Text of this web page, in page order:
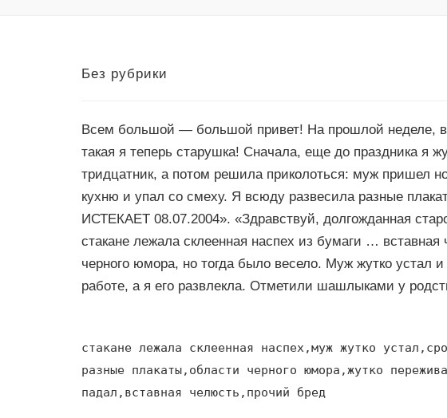
Без рубрики
Всем большой — большой привет! На прошлой неделе,
такая я теперь старушка! Сначала, еще до праздника я
тридцатник, а потом решила приколоться: муж пришел
кухню и упал со смеху. Я всюду развесила разные
ИСТЕКАЕТ 08.07.2004». «Здравствуй, долгожданная
стакане лежала склеенная наспех из бумаги …
черного юмора, но тогда было весело. Муж жутко устал
работе, а я его развлекла. Отметили шашлыками у
стакане лежала склеенная наспех,муж жутко
разные плакаты,области черного юмора,жутко
падал,вставная челюсть,прочий бред